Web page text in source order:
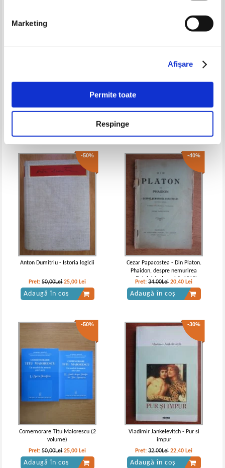
Marketing
Afişare
Permite toate
Respinge
Alexandrian - Istoria filozofiei
Pret:40,00 Lei
Emil Cioran - Schimbarea la fata
Pret:26,00 Lei
-50%
Anton Dumitriu - Istoria logicii
Pret:50,00Lei 25,00 Lei
Adaugă în coș
-40%
Cezar Papacostea - Din Platon.
Phaidon, despre nemurirea
sufletului (volumul 2, 1919)
Pret:34,00Lei 20,40 Lei
Adaugă în coș
-50%
Comemorare Titu Maiorescu (2
volume)
Pret:50,00Lei 25,00 Lei
Adaugă în coș
-30%
Vladimir Jankelevitch - Pur si
impur
Pret:32,00Lei 22,40 Lei
Adaugă în coș